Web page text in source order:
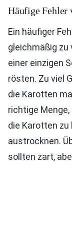
Häufige Fehler
Ein häufiger
gleichmäßig zu
einer einzigen
rösten. Zu viel
die Karotten
richtige
die Karotten zu
austrocknen.
sollten zart,